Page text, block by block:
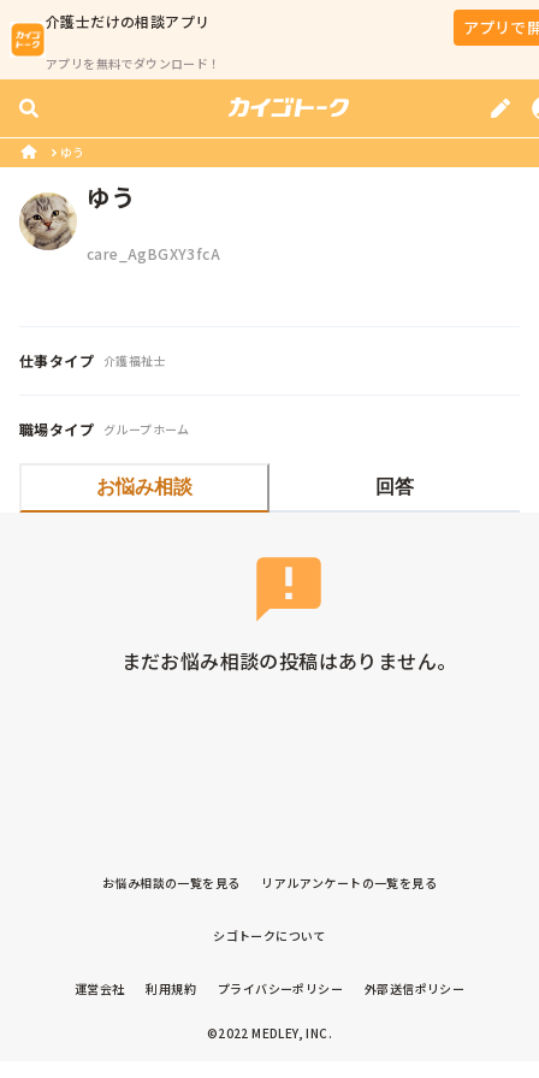
介護士だけの相談アプリ
アプリを無料でダウンロード！
アプリで
ゆう
ゆう
care_AgBGXY3fcA
仕事タイプ 介護福祉士
職場タイプ グループホーム
お悩み相談 回答
まだお悩み相談の投稿はありません。
お悩み相談の一覧を見る リアルアンケートの一覧を見る
シゴトークについて
運営会社 利用規約 プライバシーポリシー 外部送信ポリシー
©2022 MEDLEY, INC.